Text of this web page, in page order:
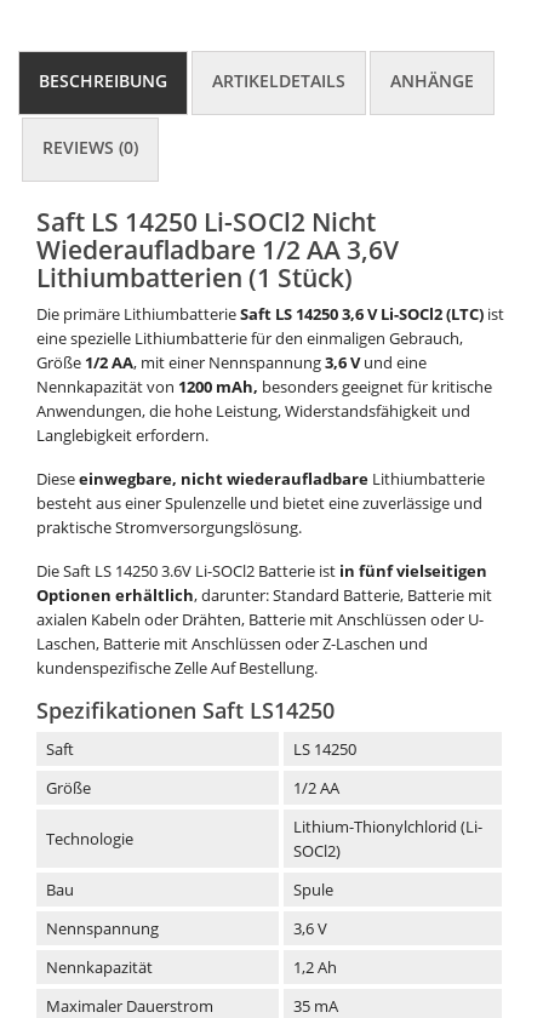
BESCHREIBUNG ARTIKELDETAILS ANHÄNGE
REVIEWS (0)
Saft LS 14250 Li-SOCl2 Nicht
Wiederaufladbare 1/2 AA 3,6V
Lithiumbatterien (1 Stück)
Die primäre LithiumbatterieSaft LS 14250 3,6 V Li-SOCl2 (LTC) ist
eine spezielle Lithiumbatterie für den einmaligen Gebrauch,
Größe 1/2 AA, mit einer Nennspannung3,6 Vund eine
Nennkapazität von 1200 mAh, besonders geeignet für kritische
Anwendungen, die hohe Leistung, Widerstandsfähigkeit und
Langlebigkeit erfordern.
Dieseeinwegbare, nicht wiederaufladbare Lithiumbatterie
besteht aus einer Spulenzelle und bietet eine zuverlässige und
praktische Stromversorgungslösung.
Die Saft LS 14250 3.6V Li-SOCl2 Batterie ist in fünf vielseitigen
Optionen erhältlich, darunter: Standard Batterie, Batterie mit
axialen Kabeln oder Drähten, Batterie mit Anschlüssen oder U-
Laschen, Batterie mit Anschlüssen oder Z-Laschen und
kundenspezifische Zelle Auf Bestellung.
Spezifikationen Saft LS14250
Saft
LS 14250
Größe
1/2 AA
Technologie
Lithium-Thionylchlorid (Li-
SOCl2)
Bau
Spule
Nennspannung
3,6 V
Nennkapazität
1,2 Ah
Maximaler Dauerstrom
35 mA